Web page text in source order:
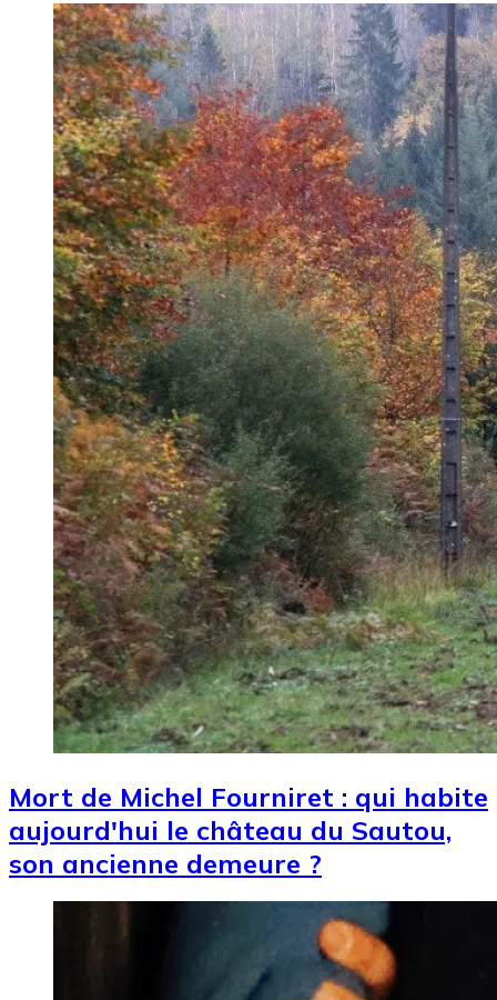
Image
Mort de Michel Fourniret : qui habite
aujourd'hui le château du Sautou,
son ancienne demeure ?